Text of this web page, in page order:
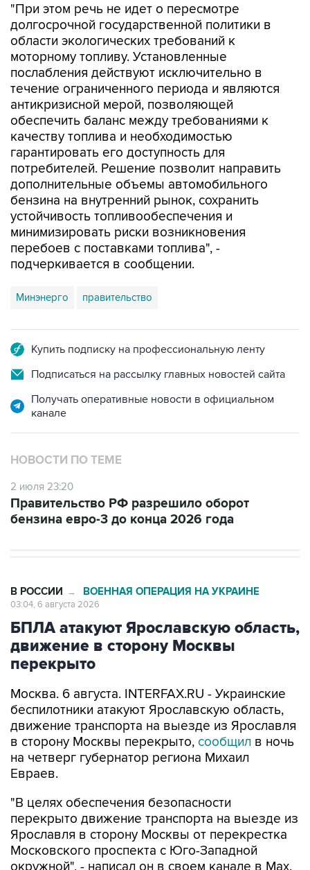
"При этом речь не идет о пересмотре
долгосрочной государственной политики в
области экологических требований к
моторному топливу. Установленные
послабления действуют исключительно в
течение ограниченного периода и являются
антикризисной мерой, позволяющей
обеспечить баланс между требованиями к
качеству топлива и необходимостью
гарантировать его доступность для
потребителей. Решение позволит направить
дополнительные объемы автомобильного
бензина на внутренний рынок, сохранить
устойчивость топливообеспечения и
минимизировать риски возникновения
перебоев с поставками топлива", -
подчеркивается в сообщении.
Минэнерго правительство
Купить подписку на профессиональную ленту
Подписаться на рассылку главных новостей сайта
Получать оперативные новости в официальном
канале
НОВОСТИ ПО ТЕМЕ
2 июля 23:20
Правительство РФ разрешило оборот
бензина евро-3 до конца 2026 года
В РОССИИ → ВОЕННАЯ ОПЕРАЦИЯ НА УКРАИНЕ
03:04, 6 августа 2026
БПЛА атакуют Ярославскую область,
движение в сторону Москвы
перекрыто
Москва. 6 августа. INTERFAX.RU - Украинские
беспилотники атакуют Ярославскую область,
движение транспорта на выезде из Ярославля
в сторону Москвы перекрыто, сообщил в ночь
на четверг губернатор региона Михаил
Евраев.
"В целях обеспечения безопасности
перекрыто движение транспорта на выезде из
Ярославля в сторону Москвы от перекрестка
Московского проспекта с Юго-Западной
окружной", - написал он в своем канале в Мах.